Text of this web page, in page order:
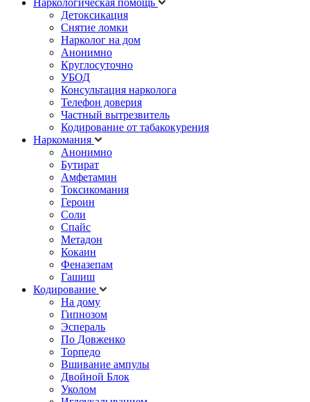
Наркологическая помощь
Детоксикация
Снятие ломки
Нарколог на дом
Анонимно
Круглосуточно
УБОД
Консультация нарколога
Телефон доверия
Частный вытрезвитель
Кодирование от табакокурения
Наркомания
Анонимно
Бутират
Амфетамин
Токсикомания
Героин
Соли
Спайс
Метадон
Кокаин
Феназепам
Гашиш
Кодирование
На дому
Гипнозом
Эспераль
По Довженко
Торпедо
Вшивание ампулы
Двойной Блок
Уколом